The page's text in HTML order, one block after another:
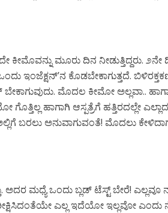
ಮೂರು ದಿನ ನೀಡುತ್ತಿದ್ದರು. ೨ನೇ
ಇಂಜೆಕ್ಷನ್’ನ ಕೊಡಬೇಕಾಗುತ್ತದೆ.
ಬೇಕಾಗುವುದು. ಮೊದಲ ಕೀಮೋ ಅಲ್ಲವಾ..
ಹಾಗಾಗಿ ಆಸ್ಪತ್ರೆಗೆ ಹತ್ತಿರದಲ್ಲೇ
ಬರಲು ಅನುವಾಗುವಂತೆ! ಮೊದಲು
ಅದರ ಮಧ್ಯೆ ಒಂದು ಬ್ಲಡ್ ಟೆಸ್ಟ್ ಬೇರೆ!
ಎಲ್ಲ ಇದೆಯೋ ಇಲ್ಲವೋ ಎಂದು